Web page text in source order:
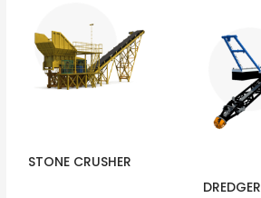
STONE CRUSHER
DREDGER